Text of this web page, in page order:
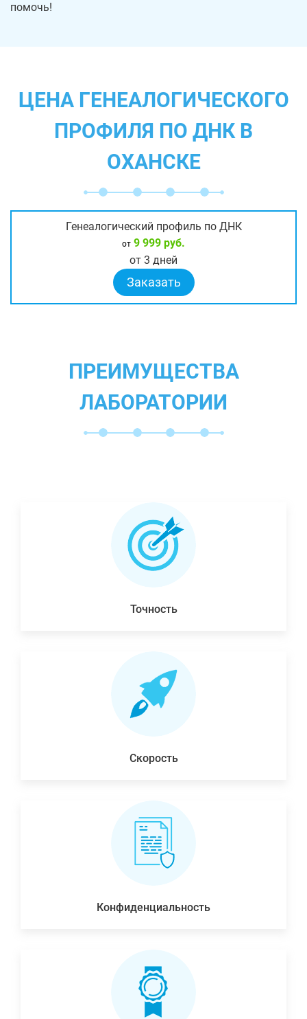
помочь!
ЦЕНА ГЕНЕАЛОГИЧЕСКОГО
ПРОФИЛЯ ПО ДНК В
ОХАНСКЕ
Генеалогический профиль по ДНК
от 9 999 руб.
от 3 дней
Заказать
ПРЕИМУЩЕСТВА
ЛАБОРАТОРИИ
Точность
Скорость
Конфиденциальность